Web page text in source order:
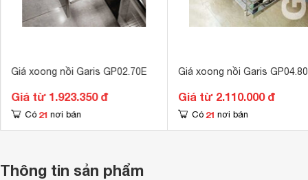
Giá xoong nồi Garis GP02.70E
Giá từ 1.923.350 đ
Có 21 nơi bán
Giá xoong nồi Garis
Giá từ 2.110.000 đ
Có 21 nơi bán
Thông tin sản phẩm